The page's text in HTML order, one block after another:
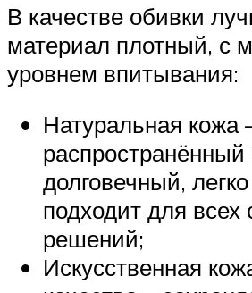
В качестве обивки
материал плотный, с
уровнем впитывания:
Натуральная кожа
долговечный,
подходит для всех
решений;
Искусственная